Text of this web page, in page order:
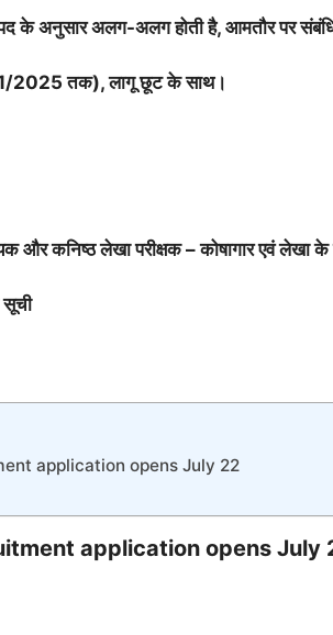
के अनुसार अलग-अलग होती है, आमतौर पर
2025 तक), लागू छूट के साथ।
और कनिष्ठ लेखा परीक्षक – कोषागार एवं लेखा के
application opens July 22
application opens July